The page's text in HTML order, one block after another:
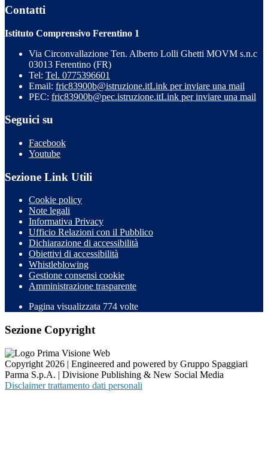
Contatti
Istituto Comprensivo Ferentino 1
Via Circonvallazione Ten. Alberto Lolli Ghetti MOVM s.n.c
03013 Ferentino (FR)
Tel: Tel. 0775396601
Email: fric83900b@istruzione.itLink per inviare una mail
PEC: fric83900b@pec.istruzione.itLink per inviare una mail
Seguici su
Facebook
Youtube
Sezione Link Utili
Cookie policy
Note legali
Informativa Privacy
Ufficio Relazioni con il Pubblico
Dichiarazione di accessibilità
Obiettivi di accessibilità
Whistleblowing
Gestione consensi cookie
Amministrazione trasparente
Pagina visualizzata 774 volte
Sezione Copyright
Copyright 2026 | Engineered and powered by Gruppo Spaggiari
Parma S.p.A. | Divisione Publishing & New Social Media
Disclaimer trattamento dati personali